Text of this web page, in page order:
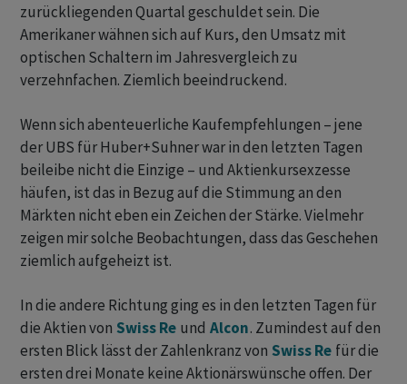
zurückliegenden Quartal geschuldet sein. Die
Amerikaner wähnen sich auf Kurs, den Umsatz mit
optischen Schaltern im Jahresvergleich zu
verzehnfachen. Ziemlich beeindruckend.
Wenn sich abenteuerliche Kaufempfehlungen – jene
der UBS für Huber+Suhner war in den letzten Tagen
beileibe nicht die Einzige – und Aktienkursexzesse
häufen, ist das in Bezug auf die Stimmung an den
Märkten nicht eben ein Zeichen der Stärke. Vielmehr
zeigen mir solche Beobachtungen, dass das Geschehen
ziemlich aufgeheizt ist.
In die andere Richtung ging es in den letzten Tagen für
die Aktien von Swiss Re und Alcon. Zumindest auf den
ersten Blick lässt der Zahlenkranz von Swiss Re für die
ersten drei Monate keine Aktionärswünsche offen. Der